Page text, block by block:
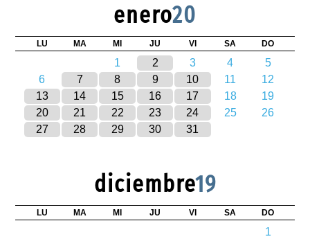
enero20
LU MA MI JU VI SA DO
1 2 3 4
5
6
7 8 9 10 11
12
13
14 15 16 17 18
19
20
21 22 23 24 25
26
27
28 29 30 31
diciembre19
LU MA MI JU VI SA DO
1